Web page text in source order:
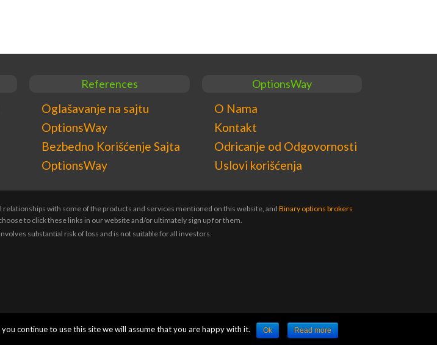
References
Oglašavanje na sajtu
OptionsWay
Bezbedno Korišćenje Sajta
OptionsWay
OptionsWay
O Nama
Kontakt
Odricanje od Odgovornosti
Uslovi korišćenja
relationships with some of the products and services mentioned on this website, and Binary options brokers
to click these links in our website and/or ultimately sign up for them.
substantial risk of loss and is not suitable for all investors.
continue to use this site we will assume that you are happy with it. Ok Read more